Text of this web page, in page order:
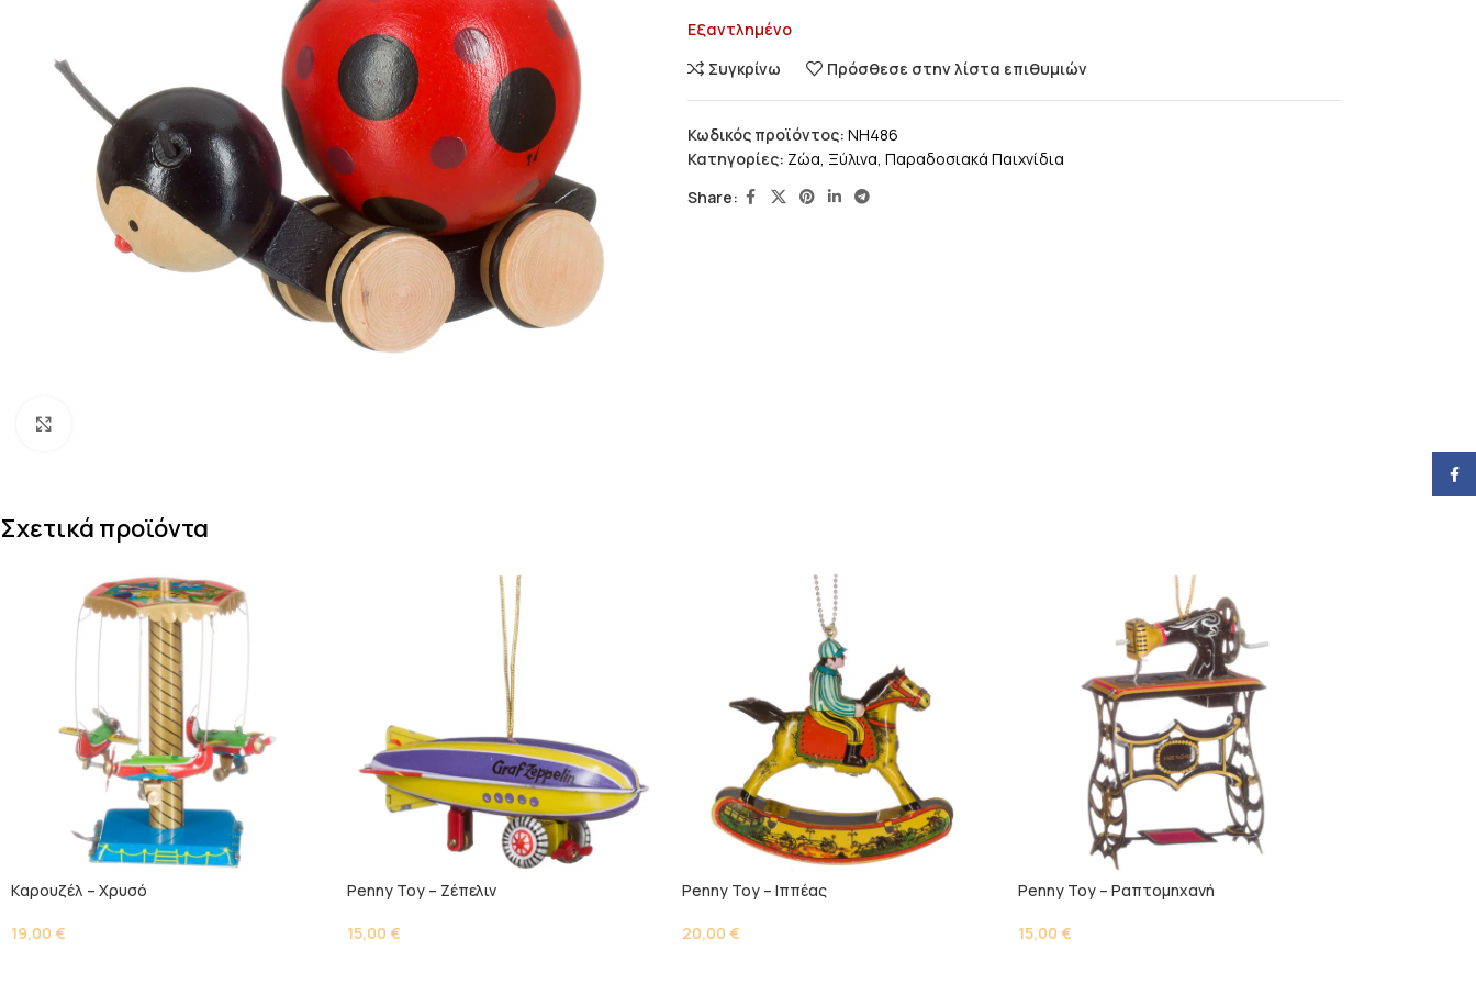
Εξαντλημένο
Συγκρίνω
Πρόσθεσε στην λίστα επιθυμιών
Κωδικός προϊόντος: NH486
Κατηγορίες: Ζώα, Ξύλινα, Παραδοσιακά Παιχνίδια
Share:
Σχετικά προϊόντα
Kαρουζέλ – Χρυσό
19,00 €
Penny Toy – Ζέπελιν
15,00 €
Penny Toy – Ιππέας
20,00 €
Penny Toy – Ραπτομηχανή
15,00 €